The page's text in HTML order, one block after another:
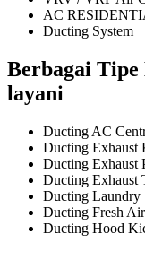
AC
Ducting System
Berbagai
layani
Ducting AC
Ducting Exhaust
Ducting Exhaust
Ducting Exhaust
Ducting Laundry
Ducting Fresh Air
Ducting Hood